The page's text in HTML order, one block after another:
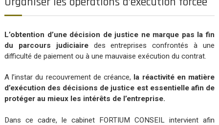
L’obtention d’une décision de justice ne marque pas la fin
du parcours judiciairedes entreprises confrontés à une
difficulté de paiement ou à une mauvaise exécution du contrat.
A l’instar du recouvrement de créance, la réactivité en matière
d’exécution des décisions de justice est essentielle afin de
protéger au mieux les intérêts de l’entreprise.
Dans ce cadre, le cabinet FORTIUM CONSEIL intervient afin